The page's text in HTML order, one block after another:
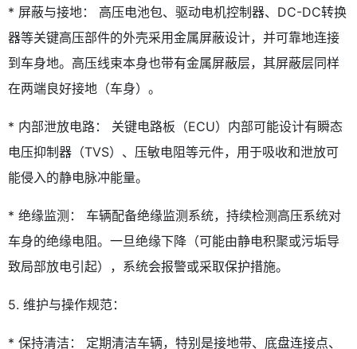
* 屏蔽与接地： 高压电池包、驱动电机控制器、DC-DC转换
器等关键高压部件的外壳采用金属屏蔽设计，并可靠地连接
到车身地。高压线束本身也带有金属屏蔽层，其屏蔽层同样
在两端良好接地（车身）。
* 内部泄放电路： 关键电路板（ECU）内部可能设计有瞬态
电压抑制器（TVS）、压敏电阻等元件，用于吸收和泄放可
能侵入的静电脉冲能量。
* 绝缘监测： 车辆配备绝缘监测系统，持续检测高压系统对
车身的绝缘电阻。一旦绝缘下降（可能由静电积聚或污垢导
致局部放电引起），系统会报警或采取保护措施。
5. 维护与操作规范：
* 保持清洁： 定期清洁车辆，特别是接地带、底盘连接点、